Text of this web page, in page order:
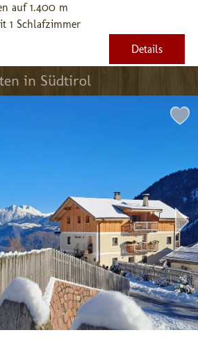
auf 1.400 m
1 Schlafzimmer
Details
in Südtirol